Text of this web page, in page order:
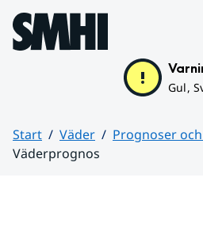
Hoppa till sidans innehåll
Gul,
Start Väder
Prognoser
Väderprognos